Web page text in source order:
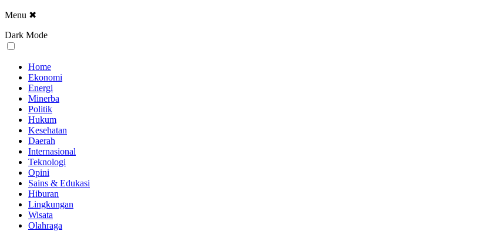
Menu ✖
Dark Mode
Home
Ekonomi
Energi
Minerba
Politik
Hukum
Kesehatan
Daerah
Internasional
Teknologi
Opini
Sains & Edukasi
Hiburan
Lingkungan
Wisata
Olahraga